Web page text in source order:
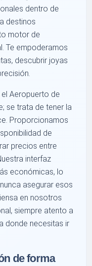
dentro de
destinos
motor de
Te empoderamos
descubrir joyas
Aeropuerto de
se trata de tener la
Proporcionamos
de
precios entre
interfaz
económicas, lo
asegurar esos
en nosotros
siempre atento a
donde necesitas ir
de forma